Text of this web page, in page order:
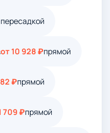
от 10 928 ₽прямой
₽прямой
709 ₽прямой